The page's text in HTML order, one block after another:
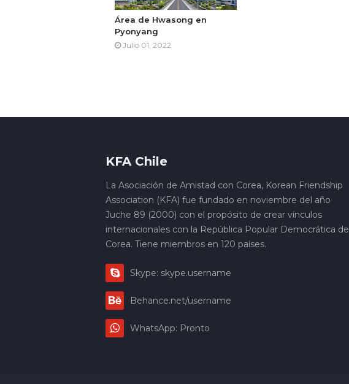
Área de Hwasong en
Pyonyang
Julio 01, 2022
KFA Chile
La Asociación de Amistad con Corea, Korean Friendship
Association (KFA) fue fundado en noviembre del año
Juche 89 (2000) con el propósito de crear vínculos
internacionales con la República Popular Democrática de
Corea. Tiene miembros en 120 países.
Skype: skype.username
Behance.net/username
WhatsApp: Pronto